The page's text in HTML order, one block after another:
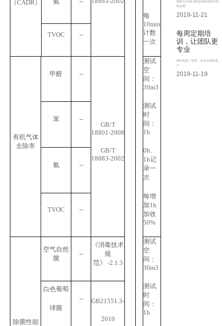
（CADR）
每
10min
计数
一次
TVOC --
有机气体
去除率
甲醛 --
GB/T
18801-2008
GB/T
18883-2002
测试
空
间：
30m3
测试
时
间：
1h
0h、
1h记
录一
次
每增
加1h
加收
50%
苯 --
氨 --
TVOC --
除菌性能
空气自然
菌
--
《消毒技术
规
范》
-2.1.3
测试
空
间：
30m3
测试
时
间：
1h
白色葡萄
球菌
-- GB21551.3-
2010
照称为UN38.3联合国标准提供锂
电池测..
2019-11-21
每周定期培
训，让团队更
专业
团队每周二培训，以专业服务客
户
2019-11-19